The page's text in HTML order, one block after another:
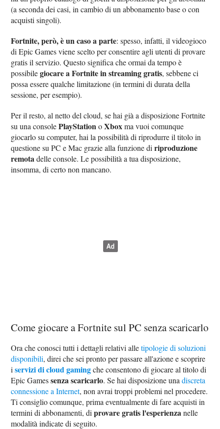
(a seconda dei casi, in cambio di un abbonamento base o con
acquisti singoli).
Fortnite, però, è un caso a parte: spesso, infatti, il videogioco
di Epic Games viene scelto per consentire agli utenti di provare
gratis il servizio. Questo significa che ormai da tempo è
possibilegiocare a Fortnite in streaming gratis, sebbene ci
possa essere qualche limitazione (in termini di durata della
sessione, per esempio).
Per il resto, al netto del cloud, se hai già a disposizione Fortnite
su una consolePlayStationoXboxma vuoi comunque
giocarlo su computer, hai la possibilità di riprodurre il titolo in
questione su PC e Mac grazie alla funzione diriproduzione
remotadelle console. Le possibilità a tua disposizione,
insomma, di certo non mancano.
Come giocare a Fortnite sul PC senza scaricarlo
Ora che conosci tutti i dettagli relativi alletipologie di soluzioni
disponibili, direi che sei pronto per passare all'azione e scoprire
iservizi di cloud gamingche consentono di giocare al titolo di
Epic Gamessenza scaricarlo. Se hai disposizione unadiscreta
connessione a Internet, non avrai troppi problemi nel procedere.
Ti consiglio comunque, prima eventualmente di fare acquisti in
termini di abbonamenti, diprovare gratis l'esperienzanelle
modalità indicate di seguito.